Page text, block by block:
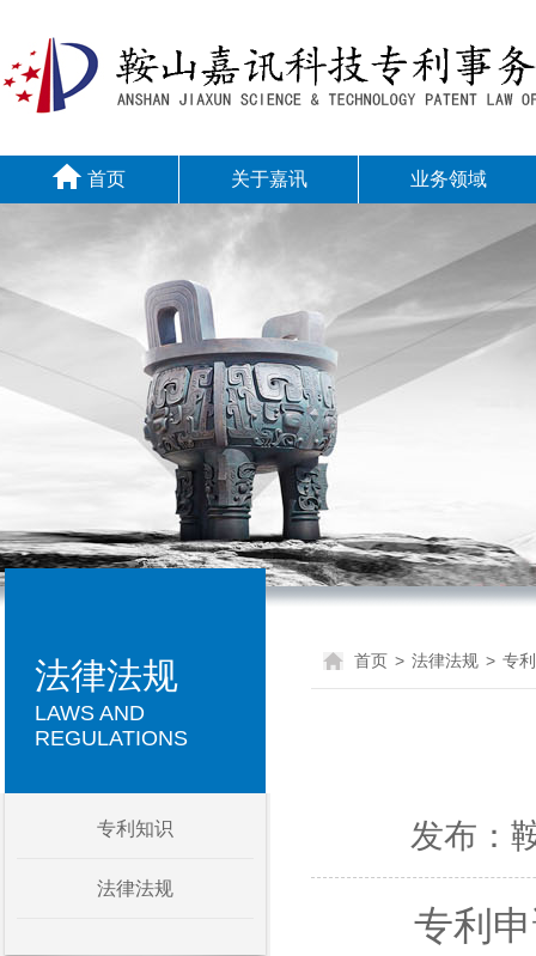
首页 关于嘉讯 业务领域
法律法规
LAWS AND
REGULATIONS
专利知识
法律法规
首页 > 法律法规 > 专
发布：
专利